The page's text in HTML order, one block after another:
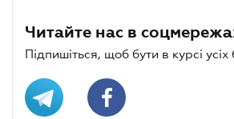
Читайте нас в
Підпишіться, щоб бути в курсі